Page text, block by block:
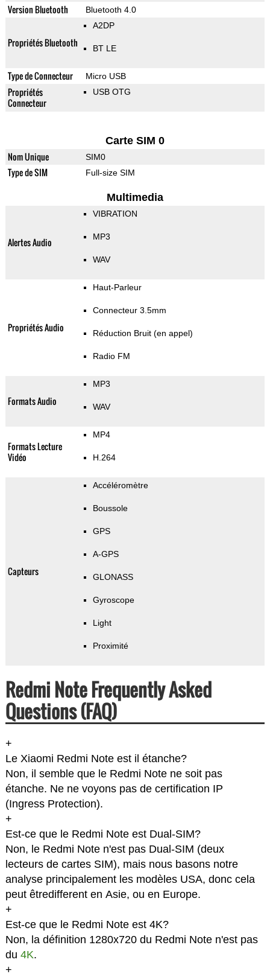
Version Bluetooth Bluetooth 4.0
Propriétés Bluetooth
A2DP
BT LE
Type de Connecteur Micro USB
Propriétés
Connecteur
USB OTG
Carte SIM 0
Nom Unique SIM0
Type de SIM Full-size SIM
Multimedia
Alertes Audio
VIBRATION
MP3
WAV
Propriétés Audio
Haut-Parleur
Connecteur 3.5mm
Réduction Bruit (en appel)
Radio FM
Formats Audio
MP3
WAV
Formats Lecture
Vidéo
MP4
H.264
Capteurs
Accéléromètre
Boussole
GPS
A-GPS
GLONASS
Gyroscope
Light
Proximité
Redmi Note Frequently Asked
Questions (FAQ)
+
Le Xiaomi Redmi Note est il étanche?
Non, il semble que le Redmi Note ne soit pas
étanche. Ne ne voyons pas de certification IP
(Ingress Protection).
+
Est-ce que le Redmi Note est Dual-SIM?
Non, le Redmi Note n'est pas Dual-SIM (deux
lecteurs de cartes SIM), mais nous basons notre
analyse principalement les modèles USA, donc cela
peut êtredifferent en Asie, ou en Europe.
+
Est-ce que le Redmi Note est 4K?
Non, la définition 1280x720 du Redmi Note n'est pas
du 4K.
+